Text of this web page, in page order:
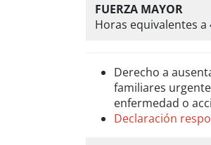
FUERZA MAYOR
Horas equivalentes a
Derecho a
familiares
enfermedad o
Declaración